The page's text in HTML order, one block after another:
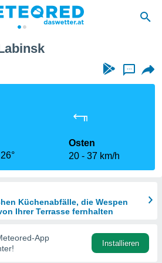
...
Osten
20
37 km/h
Küchenabfälle, die Wespen
Ihrer Terrasse fernhalten
App
Installieren